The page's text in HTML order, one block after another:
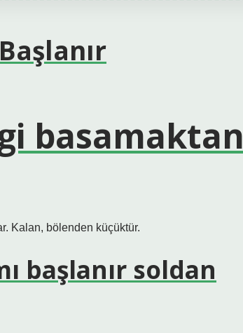
basamaktan
Kalan, bölenden küçüktür.
başlanır soldan